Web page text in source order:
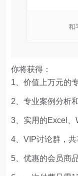
你将获得：
1、价值上万元的
2、专业案例分析
3、实用的Excel、
4、VIP讨论群，共
5、优惠的会员商品